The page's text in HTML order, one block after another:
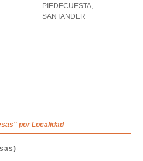
PIEDECUESTA,
SANTANDER
por Localidad